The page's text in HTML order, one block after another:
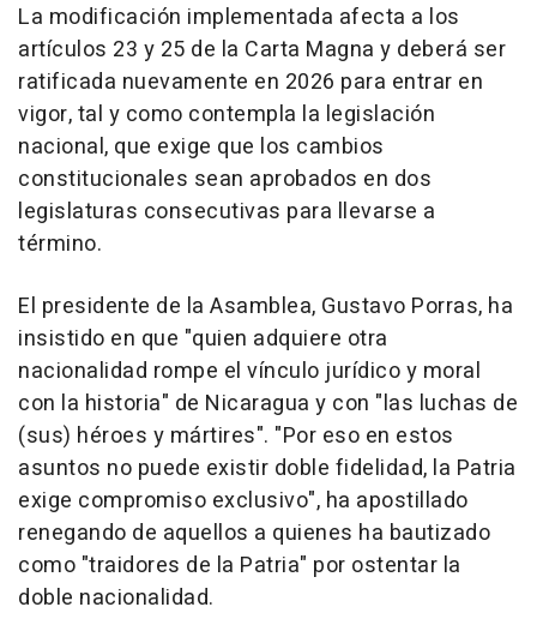
La modificación implementada afecta a los
artículos 23 y 25 de la Carta Magna y deberá ser
ratificada nuevamente en 2026 para entrar en
vigor, tal y como contempla la legislación
nacional, que exige que los cambios
constitucionales sean aprobados en dos
legislaturas consecutivas para llevarse a
término.
El presidente de la Asamblea, Gustavo Porras, ha
insistido en que "quien adquiere otra
nacionalidad rompe el vínculo jurídico y moral
con la historia" de Nicaragua y con "las luchas de
(sus) héroes y mártires". "Por eso en estos
asuntos no puede existir doble fidelidad, la Patria
exige compromiso exclusivo", ha apostillado
renegando de aquellos a quienes ha bautizado
como "traidores de la Patria" por ostentar la
doble nacionalidad.